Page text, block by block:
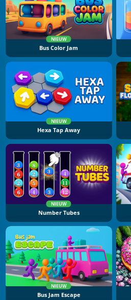
NIEUW
Bus Color Jam
NIEUW
Hexa Tap Away
NIEUW
Number Tubes
NIEUW
Bus Jam Escape